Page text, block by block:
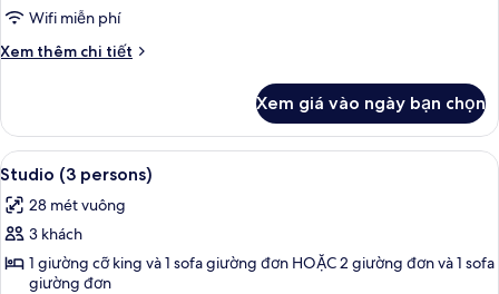
1
phòng
Wifi miễn phí
Xem thêm chi tiết
Chi
Căn
hộ,
1
ngủ
Xem giá vào ngày bạn chọn
Xem
tất
cả
ảnh
Studio
Bàn, khu vực làm việc phù hợp cho
11
Studio (3 persons)
28 mét vuông
3 khách
1 giường cỡ king và 1 sofa giường đơn HOẶC 2 giường đơn và 1 sofa
giường đơn